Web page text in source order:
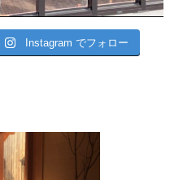
Instagram でフォロー